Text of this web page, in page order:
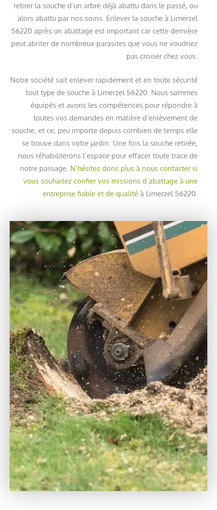
retirer la souche d’un arbre déjà abattu dans le passé, ou
alors abattu par nos soins. Enlever la souche à Limerzel
56220 après un abattage est important car cette dernière
peut abriter de nombreux parasites que vous ne voudriez
pas croiser chez vous.
Notre société sait enlever rapidement et en toute sécurité
tout type de souche à Limerzel 56220. Nous sommes
équipés et avons les compétences pour répondre à
toutes vos demandes en matière d’enlèvement de
souche, et ce, peu importe depuis combien de temps elle
se trouve dans votre jardin. Une fois la souche retirée,
nous réhabiliterons l’espace pour effacer toute trace de
notre passage. N’hésitez donc plus à nous contacter si
vous souhaitez confier vos missions d’abattage à une
entreprise fiable et de qualité à Limerzel 56220.